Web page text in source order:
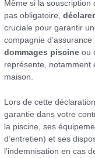
Même si la souscription
pas obligatoire,
cruciale pour garantir
compagnie
dommages piscine ou
représente, notamment
maison.
Lors de cette
garantie dans votre
la piscine, ses
d’entretien) et ses
l’indemnisation en cas